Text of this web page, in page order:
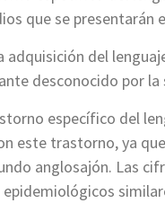
que se presentarán
del
desconocido por la
específico del
este trastorno, ya
anglosajón. Las